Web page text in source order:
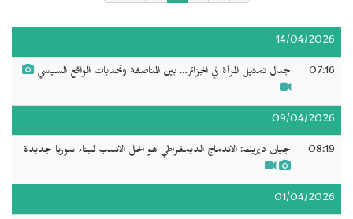
14/04/2026
07:16 جدل تمثيل المرأة في الجزائر… بين المناصفة وتحديات الواقع السياسي
09/04/2026
08:19 جيان ديريك: الاندماج الديمقراطي هو الحل الانسب لبناء سوريا جديدة
01/04/2026